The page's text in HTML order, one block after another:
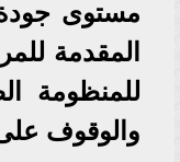
مستوى جودة
المقدمة
للمنظومة
والوقوف